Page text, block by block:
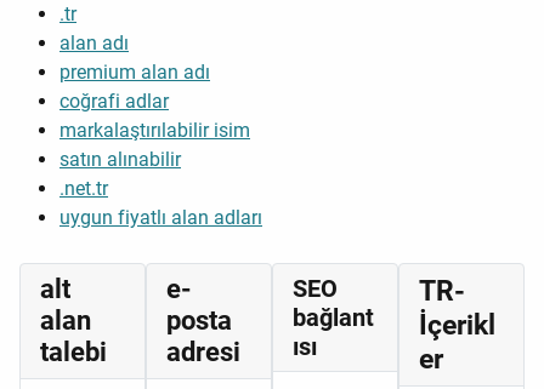
.tr
alan adı
premium alan adı
coğrafi adlar
markalaştırılabilir isim
satın alınabilir
.net.tr
uygun fiyatlı alan adları
alt
alan
talebi
e-
posta
adresi
SEO
bağlant
ısı
TR-
İçerikl
er